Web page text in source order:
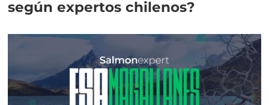
según expertos chilenos?